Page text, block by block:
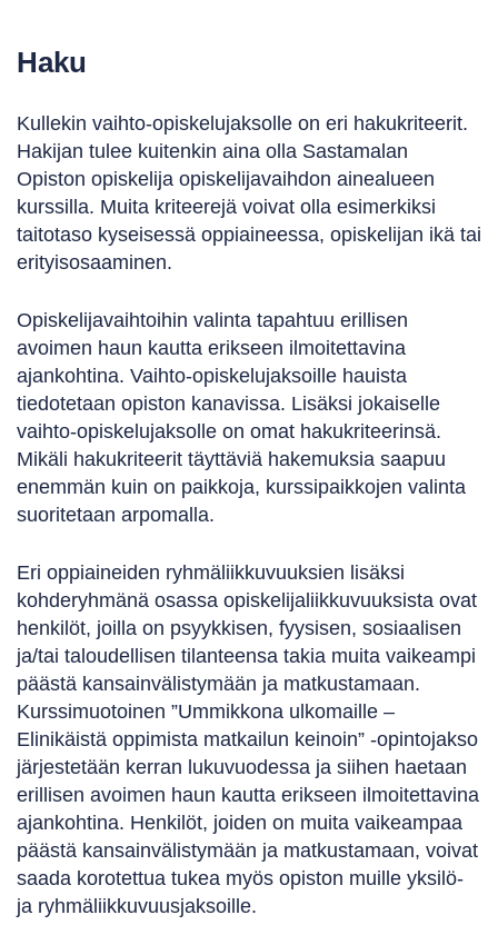
Haku
Kullekin vaihto-opiskelujaksolle on eri hakukriteerit.
Hakijan tulee kuitenkin aina olla Sastamalan
Opiston opiskelija opiskelijavaihdon ainealueen
kurssilla. Muita kriteerejä voivat olla esimerkiksi
taitotaso kyseisessä oppiaineessa, opiskelijan ikä tai
erityisosaaminen.
Opiskelijavaihtoihin valinta tapahtuu erillisen
avoimen haun kautta erikseen ilmoitettavina
ajankohtina. Vaihto-opiskelujaksoille hauista
tiedotetaan opiston kanavissa. Lisäksi jokaiselle
vaihto-opiskelujaksolle on omat hakukriteerinsä.
Mikäli hakukriteerit täyttäviä hakemuksia saapuu
enemmän kuin on paikkoja, kurssipaikkojen valinta
suoritetaan arpomalla.
Eri oppiaineiden ryhmäliikkuvuuksien lisäksi
kohderyhmänä osassa opiskelijaliikkuvuuksista ovat
henkilöt, joilla on psyykkisen, fyysisen, sosiaalisen
ja/tai taloudellisen tilanteensa takia muita vaikeampi
päästä kansainvälistymään ja matkustamaan.
Kurssimuotoinen ”Ummikkona ulkomaille –
Elinikäistä oppimista matkailun keinoin” -opintojakso
järjestetään kerran lukuvuodessa ja siihen haetaan
erillisen avoimen haun kautta erikseen ilmoitettavina
ajankohtina. Henkilöt, joiden on muita vaikeampaa
päästä kansainvälistymään ja matkustamaan, voivat
saada korotettua tukea myös opiston muille yksilö-
ja ryhmäliikkuvuusjaksoille.